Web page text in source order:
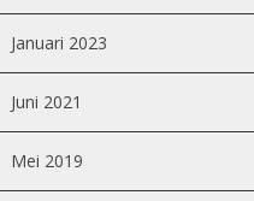
Januari 2023
Juni 2021
Mei 2019